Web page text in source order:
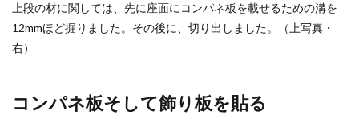
上段の材に関しては、先に座面にコンパネ板を載せるための溝を
12mmほど掘りました。その後に、切り出しました。（上写真・
右）
コンパネ板そして飾り板を貼る